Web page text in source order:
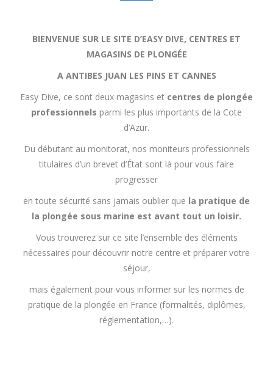
BIENVENUE SUR LE SITE D’EASY DIVE, CENTRES ET
MAGASINS DE PLONGÉE
A ANTIBES JUAN LES PINS ET CANNES
Easy Dive, ce sont deux magasins et centres de plongée
professionnels parmi les plus importants de la Cote
d’Azur.
Du débutant au monitorat, nos moniteurs professionnels
titulaires d’un brevet d’État sont là pour vous faire
progresser
en toute sécurité sans jamais oublier que la pratique de
la plongée sous marine est avant tout un loisir.
Vous trouverez sur ce site l’ensemble des éléments
nécessaires pour découvrir notre centre et préparer votre
séjour,
mais également pour vous informer sur les normes de
pratique de la plongée en France (formalités, diplômes,
réglementation,…).